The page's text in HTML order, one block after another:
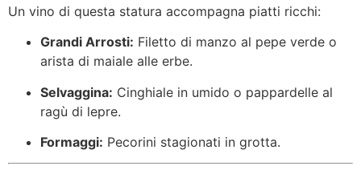
Un vino di questa statura accompagna piatti ricchi:
Grandi Arrosti: Filetto di manzo al pepe verde o
arista di maiale alle erbe.
Selvaggina: Cinghiale in umido o pappardelle al
ragù di lepre.
Formaggi: Pecorini stagionati in grotta.